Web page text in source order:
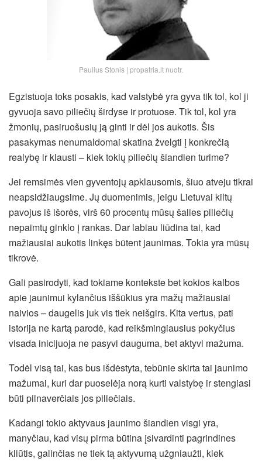
Paulius Stonis | propatria.lt nuotr.
Egzistuoja toks posakis, kad valstybė yra gyva tik tol, kol ji
gyvuoja savo piliečių širdyse ir protuose. Tik tol, kol yra
žmonių, pasiruošusių ją ginti ir dėl jos aukotis. Šis
pasakymas nenumaldomai skatina žvelgti į konkrečią
realybę ir klausti – kiek tokių piliečių šiandien turime?
Jei remsimės vien gyventojų apklausomis, šiuo atveju tikrai
neapsidžiaugsime. Jų duomenimis, jeigu Lietuvai kiltų
pavojus iš išorės, virš 60 procentų mūsų šalies piliečių
nepaimtų ginklo į rankas. Dar labiau liūdina tai, kad
mažiausiai aukotis linkęs būtent jaunimas. Tokia yra mūsų
tikrovė.
Gali pasirodyti, kad tokiame kontekste bet kokios kalbos
apie jaunimui kylančius iššūkius yra mažų mažiausiai
naivios – daugelis juk vis tiek neišgirs. Kita vertus, pati
istorija ne kartą parodė, kad reikšmingiausius pokyčius
visada inicijuoja ne pasyvi dauguma, bet aktyvi mažuma.
Todėl visą tai, kas bus išdėstyta, tebūnie skirta tai jaunimo
mažumai, kuri dar puoselėja norą kurti valstybę ir stengiasi
būti pilnaverčiais jos piliečiais.
Kadangi tokio aktyvaus jaunimo šiandien visgi yra,
manyčiau, kad visų pirma būtina įsivardinti pagrindines
kliūtis, galinčias ne tiek tą aktyvumą užgniaužti, kiek